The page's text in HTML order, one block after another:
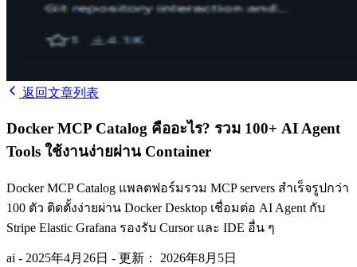
返回文章列表
Docker MCP Catalog คืออะไร? รวม 100+ AI Agent
Tools ใช้งานง่ายผ่าน Container
Docker MCP Catalog แพลตฟอร์มรวม MCP servers สำเร็จรูปกว่า
100 ตัว ติดตั้งง่ายผ่าน Docker Desktop เชื่อมต่อ AI Agent กับ
Stripe Elastic Grafana รองรับ Cursor และ IDE อื่น ๆ
ai - 2025年4月26日 - 更新： 2026年8月5日